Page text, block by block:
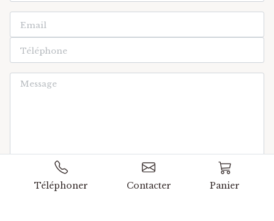
ENVOYER
Téléphoner Contacter Panier